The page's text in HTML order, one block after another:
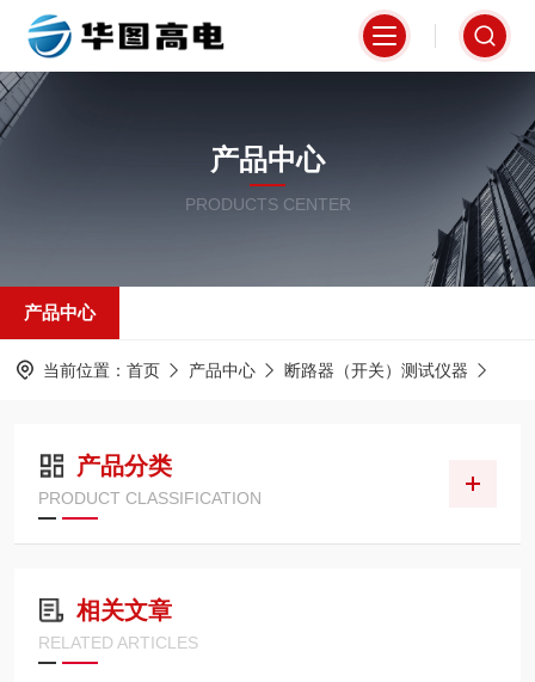
产品中心
PRODUCTS CENTER
产品中心
当前位置： 首页 产品中心 断路器（开关）测试仪器
产品分类
PRODUCT CLASSIFICATION
相关文章
RELATED ARTICLES